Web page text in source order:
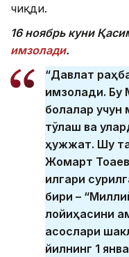
чиқди.
16 ноябрь куни
имзолади.
“Давлат
имзолади. Бу
болалар учун
тўлаш ва
ҳужжат. Шу
Жомарт
илгари
бири –
лойиҳасини
асослари
йилнинг 1